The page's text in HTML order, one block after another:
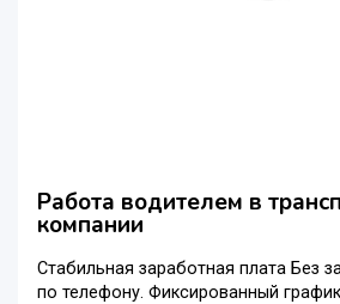
Работа водителем в
компании
Стабильная заработная плата Без
по телефону. Фиксированный